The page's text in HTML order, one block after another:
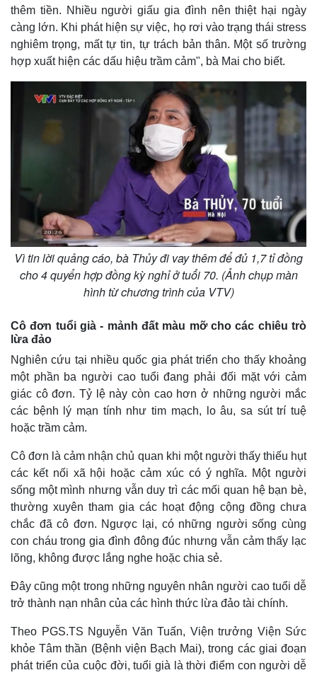
Multimedia
Video
Ảnh
E-Magazine
Infographic
thêm tiền. Nhiều người giấu gia đình nên thiệt hại ngày
càng lớn. Khi phát hiện sự việc, họ rơi vào trạng thái stress
nghiêm trọng, mất tự tin, tự trách bản thân. Một số trường
hợp xuất hiện các dấu hiệu trầm cảm", bà Mai cho biết.
Vì tin lời quảng cáo, bà Thủy đi vay thêm để đủ 1,7 tỉ đồng
cho 4 quyển hợp đồng kỳ nghỉ ở tuổi 70. (Ảnh chụp màn
hình từ chương trình của VTV)
Cô đơn tuổi già - mảnh đất màu mỡ cho các chiêu trò
lừa đảo
Nghiên cứu tại nhiều quốc gia phát triển cho thấy khoảng
một phần ba người cao tuổi đang phải đối mặt với cảm
giác cô đơn. Tỷ lệ này còn cao hơn ở những người mắc
các bệnh lý mạn tính như tim mạch, lo âu, sa sút trí tuệ
hoặc trầm cảm.
Cô đơn là cảm nhận chủ quan khi một người thấy thiếu hụt
các kết nối xã hội hoặc cảm xúc có ý nghĩa. Một người
sống một mình nhưng vẫn duy trì các mối quan hệ bạn bè,
thường xuyên tham gia các hoạt động cộng đồng chưa
chắc đã cô đơn. Ngược lại, có những người sống cùng
con cháu trong gia đình đông đúc nhưng vẫn cảm thấy lạc
lõng, không được lắng nghe hoặc chia sẻ.
Đây cũng một trong những nguyên nhân người cao tuổi dễ
trở thành nạn nhân của các hình thức lừa đảo tài chính.
Theo PGS.TS Nguyễn Văn Tuấn, Viện trưởng Viện Sức
khỏe Tâm thần (Bệnh viện Bạch Mai), trong các giai đoạn
phát triển của cuộc đời, tuổi già là thời điểm con người dễ